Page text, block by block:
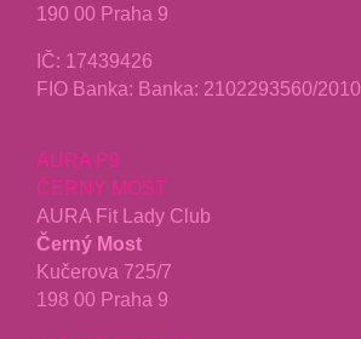
190 00 Praha 9
IČ: 17439426
FIO Banka: Banka: 2102293560/2010
AURA P9
ČERNÝ MOST
AURA Fit Lady Club
Černý Most
Kučerova 725/7
198 00 Praha 9